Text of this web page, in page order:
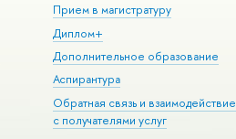
Прием в магистратуру
Диплом+
Дополнительное образование
Аспирантура
Обратная связь и взаимодействие
с получателями услуг